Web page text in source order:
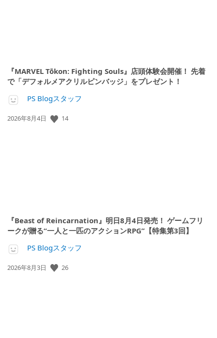
『MARVEL Tōkon: Fighting Souls』店頭体験会開催！ 先着
で「デフォルメアクリルピンバッジ」をプレゼント！
PS Blogスタッフ
公
2026年8月4日 14
『Beast of Reincarnation』明日8月4日発売！ ゲームフリ
ークが贈る“一人と一匹のアクションRPG”【特集第3回】
PS Blogスタッフ
公
2026年8月3日 26